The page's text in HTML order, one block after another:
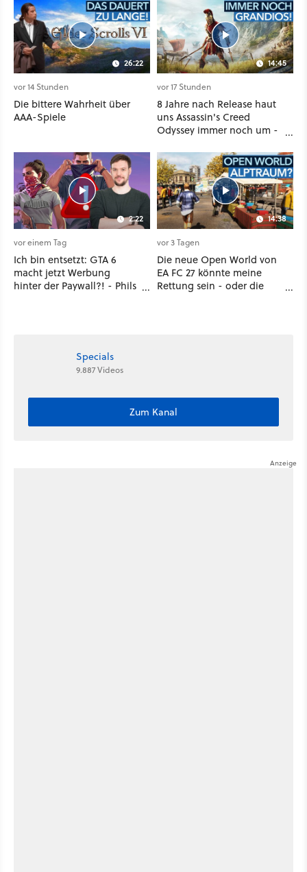
26:22
vor 14 Stunden
Die bittere Wahrheit über
AAA-Spiele
14:45
vor 17 Stunden
8 Jahre nach Release haut
uns Assassin's Creed
Odyssey immer noch um -
2:22
vor einem Tag
Ich bin entsetzt: GTA 6
macht jetzt Werbung
hinter der Paywall?! - Phils
14:38
vor 3 Tagen
Die neue Open World von
EA FC 27 könnte meine
Rettung sein - oder die
Specials
9.887 Videos
Zum Kanal